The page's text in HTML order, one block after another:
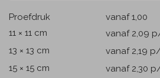
Proefdruk
vanaf 1,00
11 × 11 cm
vanaf 2,09
13 × 13 cm
vanaf 2,19
15 × 15 cm
vanaf 2,30